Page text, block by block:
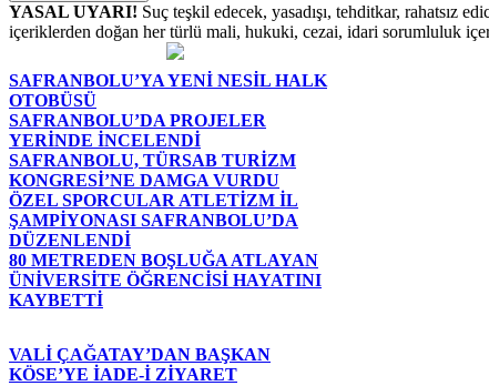
YASAL UYARI! Suç teşkil edecek, yasadışı, tehditkar, rahatsız
içeriklerden doğan her türlü mali, hukuki, cezai, idari sorumluluk
SAFRANBOLU’YA YENİ NESİL HALK
OTOBÜSÜ
SAFRANBOLU’DA PROJELER
YERİNDE İNCELENDİ
SAFRANBOLU, TÜRSAB TURİZM
KONGRESİ’NE DAMGA VURDU
ÖZEL SPORCULAR ATLETİZM İL
ŞAMPİYONASI SAFRANBOLU’DA
DÜZENLENDİ
80 METREDEN BOŞLUĞA ATLAYAN
ÜNİVERSİTE ÖĞRENCİSİ HAYATINI
KAYBETTİ
VALİ ÇAĞATAY’DAN BAŞKAN
KÖSE’YE İADE-İ ZİYARET